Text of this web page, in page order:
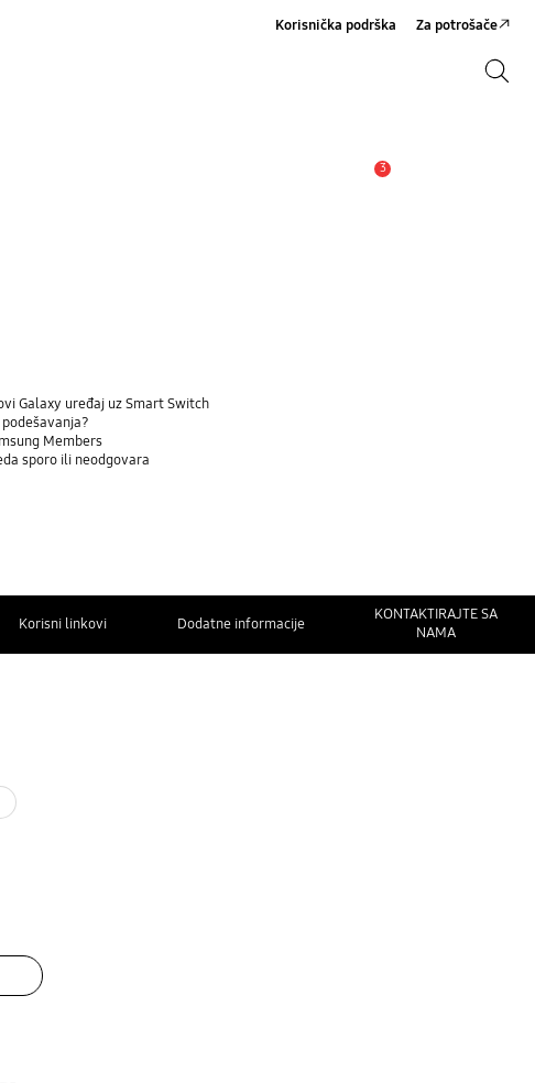
Korisnička podrška Za potrošače
3
Galaxy uređaj uz Smart Switch
Members
sporo ili neodgovara
Korisni linkovi Dodatne informacije
KONTAKTIRAJTE SA
NAMA